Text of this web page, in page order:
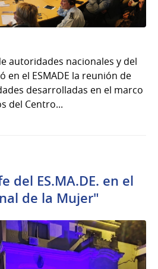
autoridades nacionales y del
en el ESMADE la reunión de
desarrolladas en el marco
del Centro...
del ES.MA.DE. en el
de la Mujer"